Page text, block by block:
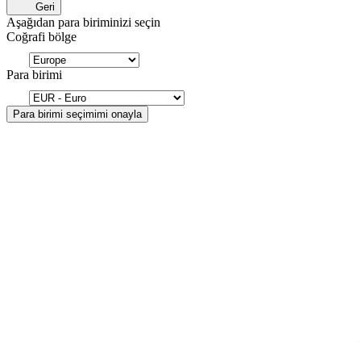
Geri
Aşağıdan para biriminizi seçin
Coğrafi bölge
Para birimi
Para birimi seçimimi onayla